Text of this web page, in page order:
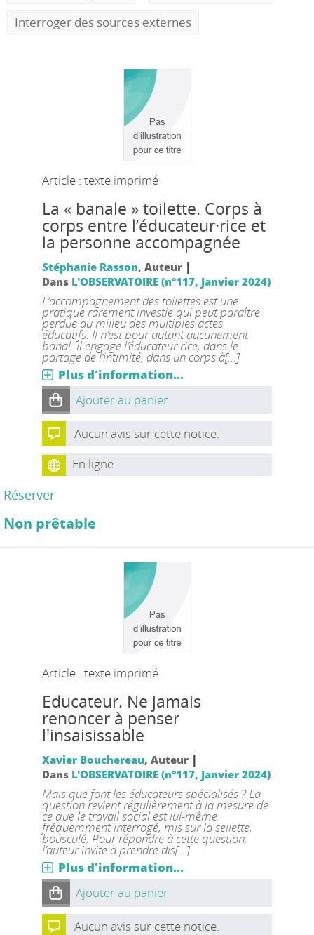
Interroger des sources externes
Article : texte imprimé
La « banale » toilette. Corps à
corps entre l’éducateur·rice et
la personne accompagnée
Stéphanie Rasson, Auteur |
Dans L'OBSERVATOIRE (n°117, Janvier 2024)
L’accompagnement des toilettes est une
pratique rarement investie qui peut paraître
perdue au milieu des multiples actes
éducatifs. Il n’est pour autant aucunement
banal. Il engage l’éducateur·rice, dans le
partage de l’intimité, dans un corps à[...]
Plus d'information...
Ajouter au panier
Aucun avis sur cette notice.
En ligne
Réserver
Non prêtable
Article : texte imprimé
Educateur. Ne jamais
renoncer à penser
l'insaisissable
Xavier Bouchereau, Auteur |
Dans L'OBSERVATOIRE (n°117, Janvier 2024)
Mais que font les éducateurs spécialisés ? La
question revient régulièrement à la mesure de
ce que le travail social est lui-même
fréquemment interrogé, mis sur la sellette,
bousculé. Pour répondre à cette question,
l’auteur invite à prendre dis[...]
Plus d'information...
Ajouter au panier
Aucun avis sur cette notice.